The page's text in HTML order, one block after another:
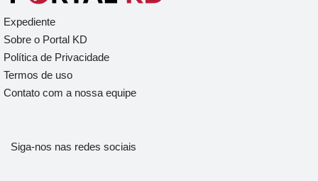
Expediente
Sobre o Portal KD
Política de Privacidade
Termos de uso
Contato com a nossa equipe
Siga-nos nas redes sociais